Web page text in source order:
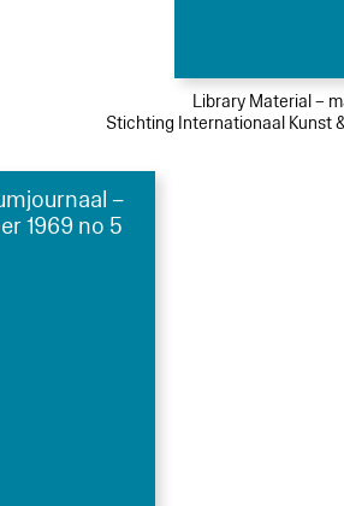
Library Material –
Stichting Internationaal Kunst
–
1969 no 5